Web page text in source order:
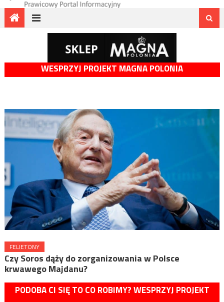
WESPRZYJ PROJEKT MAGNA POLONIA
FELIETONY
Czy Soros dąży do zorganizowania w Polsce
krwawego Majdanu?
PODOBA CI SIĘ TO CO ROBIMY? WESPRZYJ PROJEKT